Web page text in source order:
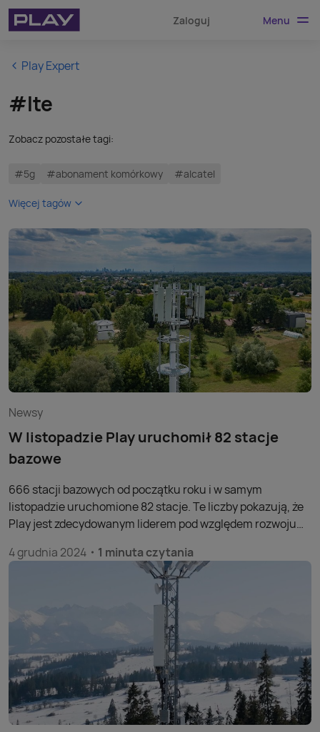
Zaloguj Menu
Play Expert
#lte
Zobacz pozostałe tagi:
#5g #abonament komórkowy #alcatel
Więcej tagów
Newsy
W listopadzie Play uruchomił 82 stacje
bazowe
666 stacji bazowych od początku roku i w samym
listopadzie uruchomione 82 stacje. Te liczby pokazują, że
Play jest zdecydowanym liderem pod względem rozwoju
4 grudnia 2024 1 minuta czytania